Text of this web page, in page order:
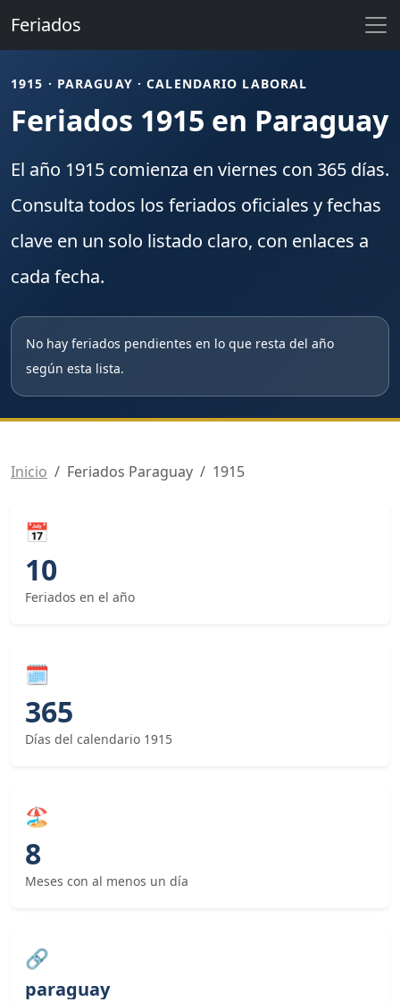
Feriados
1915 · PARAGUAY · CALENDARIO LABORAL
Feriados 1915 en Paraguay
El año 1915 comienza en viernes con 365 días.
Consulta todos los feriados oficiales y fechas
clave en un solo listado claro, con enlaces a
cada fecha.
No hay feriados pendientes en lo que resta del año
según esta lista.
Inicio Feriados Paraguay 1915
📅
10
Feriados en el año
🗓
365
Días del calendario 1915
🏖
8
Meses con al menos un día
🔗
paraguay